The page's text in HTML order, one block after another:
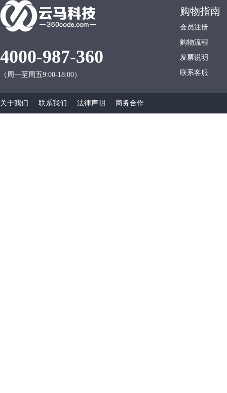
4000-987-360
（周一至周五9:00-18:00）
购物指南
会员注册
购物流程
发票说明
联系客服
关于我们 联系我们 法律声明 商务合作